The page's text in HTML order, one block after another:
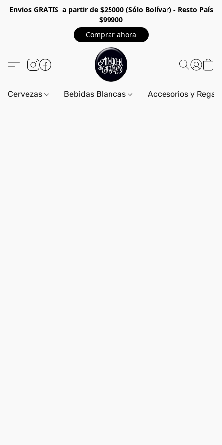
Envios GRATIS a partir de $25000 (Sólo Bolívar) - Resto País
$99900
Comprar ahora
Cervezas Bebidas Blancas Accesorios y